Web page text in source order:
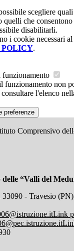
scegliere
quelli che
disabilitarli.
i cookie necessari
POLICY.
funzionamento
funzionamento non
l'elenco
preferenze
Comprensivo
“Valli del
- Travesio (PN)
Link